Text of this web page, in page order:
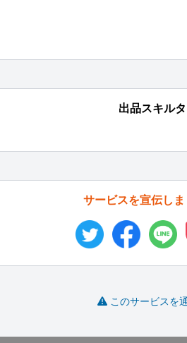
出品スキル
サービスを宣伝しま
このサービスを